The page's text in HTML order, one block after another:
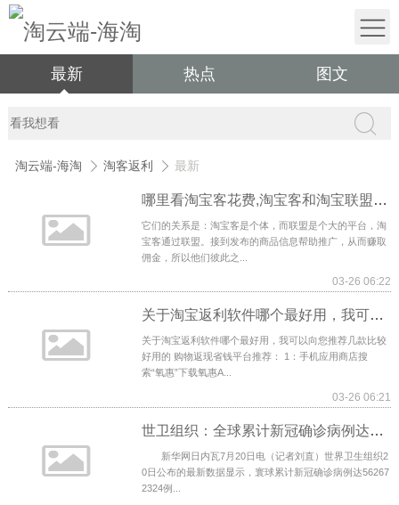
最新 热点 图文
淘云端-海淘 淘客返利 最新
哪里看淘宝客花费,淘宝客和淘宝联盟有什么区别
它们的关系是：淘宝客是个体，而联盟是个大的平台，淘
宝客通过联盟。接到发布的商品信息帮助推广，从而赚取
佣金，所以他们彼此之...
03-26 06:22
关于淘宝返利软件哪个最好用，我可以向您推荐几款比较好用的
关于淘宝返利软件哪个最好用，我可以向您推荐几款比较
好用的 购物返现省钱平台推荐： 1：手机应用商店搜
索“氧惠”下载氧惠A...
03-26 06:21
世卫组织：全球累计新冠确诊病例达562672324例
新华网日内瓦7月20日电（记者刘直）世界卫生组织2
0日公布的最新数据显示，寰球累计新冠确诊病例达56267
2324例...